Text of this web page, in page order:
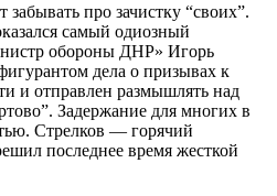
про зачистку “своих”.
самый одиозный
обороны ДНР» Игорь
дела о призывах к
и отправлен размышлять над
Задержание для многих в
Стрелков — горячий
последнее время жесткой